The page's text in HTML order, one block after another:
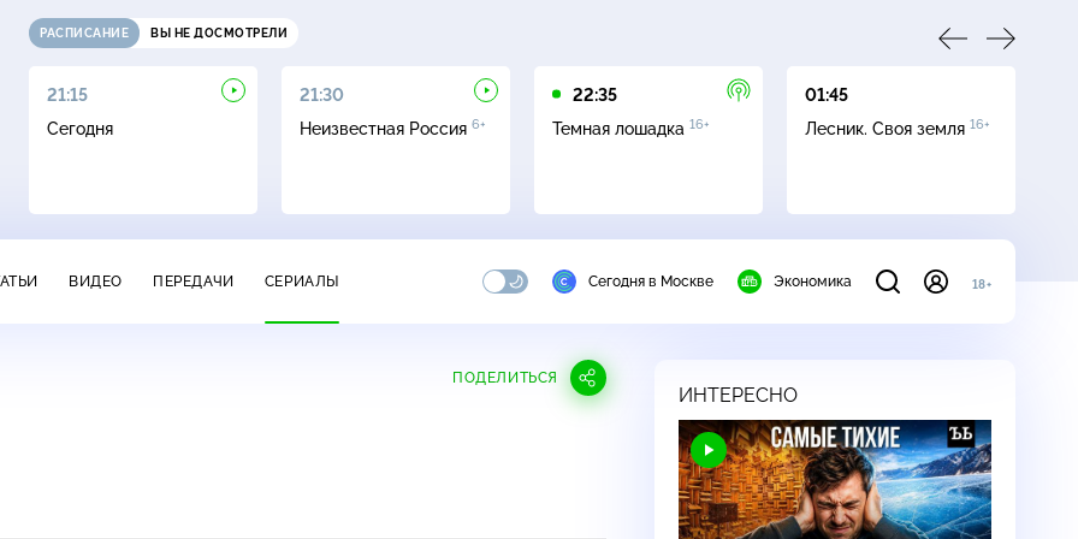
РАСПИСАНИЕ ВЫ НЕ ДОСМОТРЕЛИ
21:15
Сегодня
21:30
Неизвестная Россия 6+
22:35
Темная лошадка 16+
01:45
Лесник. Своя земля 16+
ВИДЕО ПЕРЕДАЧИ СЕРИАЛЫ Сегодня в Москве Экономика 18+
ПОДЕЛИТЬСЯ
ИНТЕРЕСНО